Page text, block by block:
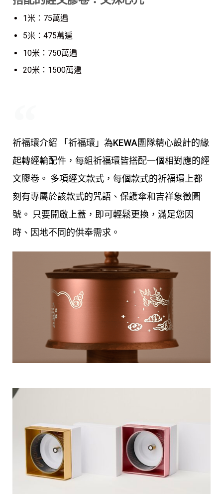
1米：75萬遍
5米：475萬遍
10米：750萬遍
20米：1500萬遍
祈福環介紹 「祈福環」為KEWA團隊精心設計的緣
起轉經輪配件，每組祈福環皆搭配一個相對應的經
文膠卷。 多項經文款式，每個款式的祈福環上都
刻有專屬於該款式的咒語、保護傘和吉祥象徵圖
號。 只要開啟上蓋，即可輕鬆更換，滿足您因
時、因地不同的供奉需求。